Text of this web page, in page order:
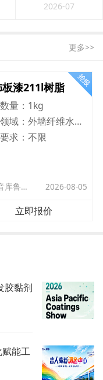
2026-07
更多>>
漆211l树脂
量： 1kg
域：
外墙纤维水泥板
求：不限
巴音库鲁提镇,托帕口岸六号库房 2026-08-05
立即报价
胶黏剂
能工